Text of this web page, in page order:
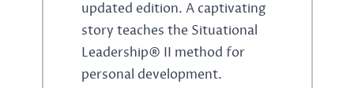
updated edition. A captivating
story teaches the Situational
Leadership® II method for
personal development.